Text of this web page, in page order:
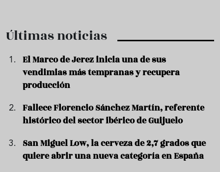
Últimas noticias
El Marco de Jerez inicia una de sus
vendimias más tempranas y recupera
producción
Fallece Florencio Sánchez Martín, referente
histórico del sector ibérico de Guijuelo
San Miguel Low, la cerveza de 2,7 grados que
quiere abrir una nueva categoría en España